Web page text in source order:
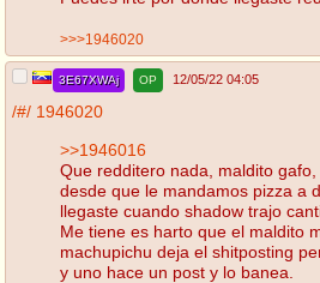
>>>1946020
3E67XWAj OP 12/05/22 04:05
/#/ 1946020
>>1946016
Que redditero nada, maldito
desde que le mandamos pizza a
llegaste cuando shadow trajo
Me tiene es harto que el maldito
machupichu deja el shitposting
y uno hace un post y lo banea.